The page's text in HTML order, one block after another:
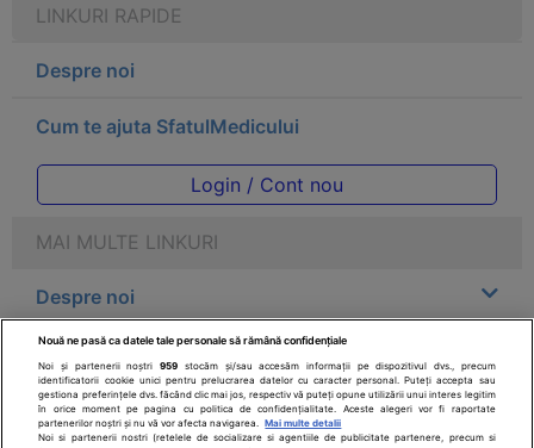
LINKURI RAPIDE
Despre noi
Cum te ajuta SfatulMedicului
Login / Cont nou
MAI MULTE LINKURI
Despre noi
Legal
Drepturile consumatorului
Nouă ne pasă ca datele tale personale să rămână confidențiale
Noi și partenerii noștri959 stocăm și/sau accesăm informații pe dispozitivul dvs., precum
identificatorii cookie unici pentru prelucrarea datelor cu caracter personal. Puteți accepta sau
gestiona preferințele dvs. făcând clic mai jos, respectiv vă puteți opune utilizării unui interes legitim
în orice moment pe pagina cu politica de confidențialitate. Aceste alegeri vor fi raportate
partenerilor noștri și nu vă vor afecta navigarea.
Mai multe detalii
Noi si partenerii nostri (retelele de socializare si agentiile de publicitate partenere, precum si